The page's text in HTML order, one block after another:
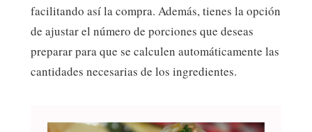
facilitando así la compra. Además, tienes la opción
de ajustar el número de porciones que deseas
preparar para que se calculen automáticamente las
cantidades necesarias de los ingredientes.